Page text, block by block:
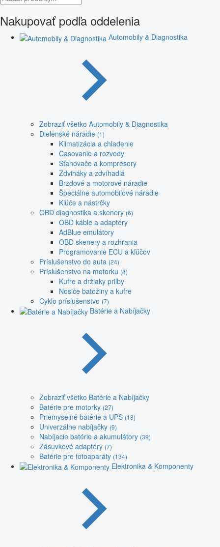
Nakupovať podľa oddelenia
Automobily & Diagnostika
Zobraziť všetko Automobily & Diagnostika
Dielenské náradie (1)
Klimatizácia a chladenie
Časovanie a rozvody
Sťahovače a kompresory
Zdviháky a zdvíhadlá
Brzdové a motorové náradie
Špeciálne automobilové náradie
Kľúče a nástrčky
OBD diagnostika a skenery (6)
OBD káble a adaptéry
AdBlue emulátory
OBD skenery a rozhrania
Programovanie ECU a kľúčov
Príslušenstvo do auta (24)
Príslušenstvo na motorku (8)
Kufre a držiaky prilby
Nosiče batožiny a kufre
Cyklo príslušenstvo (7)
Batérie a Nabíjačky
Zobraziť všetko Batérie a Nabíjačky
Batérie pre motorky (27)
Priemyselné batérie a UPS (18)
Univerzálne nabíjačky (9)
Nabíjacie batérie a akumulátory (39)
Zásuvkové adaptéry (7)
Batérie pre fotoaparáty (134)
Elektronika & Komponenty